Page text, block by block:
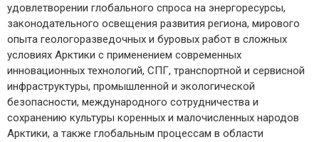
удовлетворении глобального спроса на энергоресурсы,
законодательного освещения развития региона, мирового
опыта геологоразведочных и буровых работ в сложных
условиях Арктики с применением современных
инновационных технологий, СПГ, транспортной и сервисной
инфраструктуры, промышленной и экологической
безопасности, международного сотрудничества и
сохранению культуры коренных и малочисленных народов
Арктики, а также глобальным процессам в области